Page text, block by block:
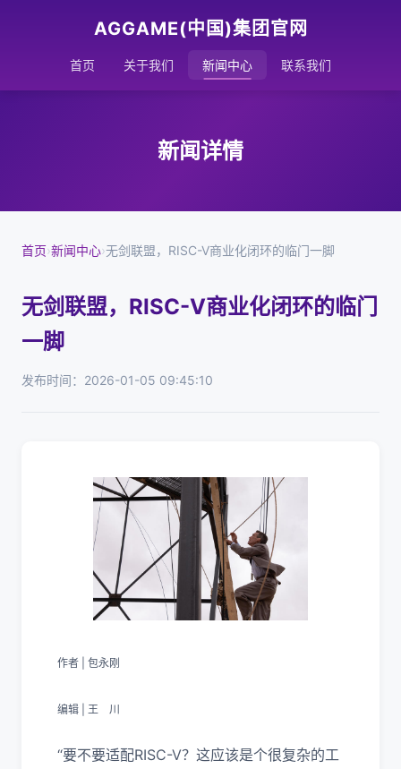
AGGAME(中国)集团官网
首页 关于我们 新闻中心 联系我们
新闻详情
首页›新闻中心›无剑联盟，RISC-V商业化闭环的临门一脚
无剑联盟，RISC-V商业化闭环的临门
一脚
发布时间：2026-01-05 09:45:10
作者 | 包永刚
编辑 | 王 川
“要不要适配RISC-V？这应该是个很复杂的工